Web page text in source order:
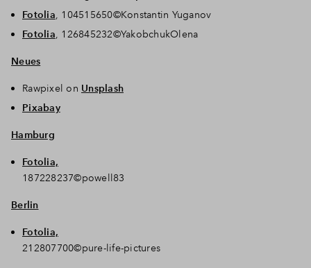
Fotolia, 104515650©Konstantin Yuganov
Fotolia, 126845232©YakobchukOlena
Neues
Rawpixel on Unsplash
Pixabay
Hamburg
Fotolia,
187228237©powell83
Berlin
Fotolia,
212807700©pure-life-pictures